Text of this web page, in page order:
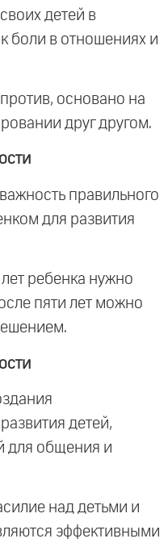
детей в
боли в отношениях и
основано на
друг другом.
правильного
для развития
ребенка нужно
пяти лет можно
детей,
для общения и
над детьми и
эффективными